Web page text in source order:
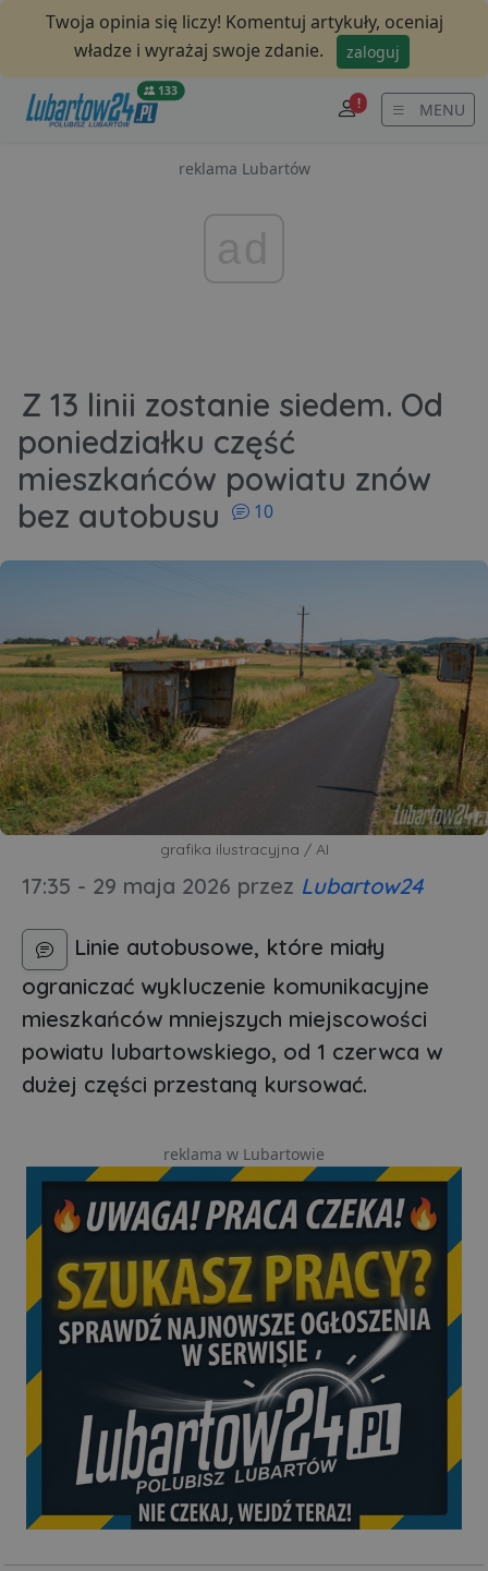
Twoja opinia się liczy! Komentuj artykuły, oceniaj
władze i wyrażaj swoje zdanie.
zaloguj
133
! MENU
reklama Lubartów
Z 13 linii zostanie siedem. Od
poniedziałku część
mieszkańców powiatu znów
bez autobusu
10
komentarzy
grafika ilustracyjna / AI
17:35 - 29 maja 2026 przez Lubartow24
Linie autobusowe, które miały
ograniczać wykluczenie komunikacyjne
mieszkańców mniejszych miejscowości
powiatu lubartowskiego, od 1 czerwca w
dużej części przestaną kursować.
reklama w Lubartowie